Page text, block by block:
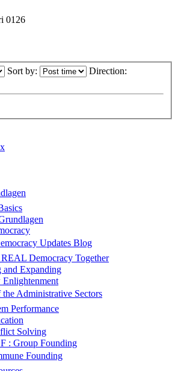
0126
Sort by: Direction:
Updates Blog
Democracy Together
Expanding
Administrative Sectors
Performance
Solving
: Group Founding
Founding